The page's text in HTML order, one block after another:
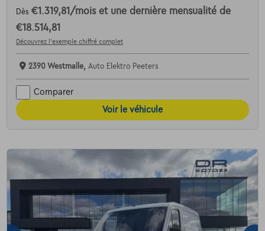
Dès €1.319,81 /mois et une dernière mensualité de
€18.514,81
Découvrez l’exemple chiffré complet
2390 Westmalle, Auto Elektro Peeters
Comparer
Voir le véhicule